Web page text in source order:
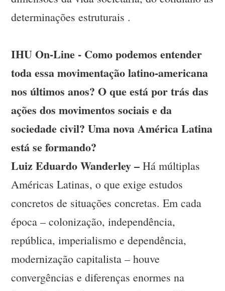
determinações estruturais .
IHU On-Line - Como podemos entender
toda essa movimentação latino-americana
nos últimos anos? O que está por trás das
ações dos movimentos sociais e da
sociedade civil? Uma nova América Latina
está se formando?
Luiz Eduardo Wanderley – Há múltiplas
Américas Latinas, o que exige estudos
concretos de situações concretas. Em cada
época – colonização, independência,
república, imperialismo e dependência,
modernização capitalista – houve
convergências e diferenças enormes na